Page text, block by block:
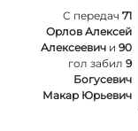
С передач71
Орлов Алексей
Алексеевич и90
гол забил9
Богусевич
Макар Юрьевич